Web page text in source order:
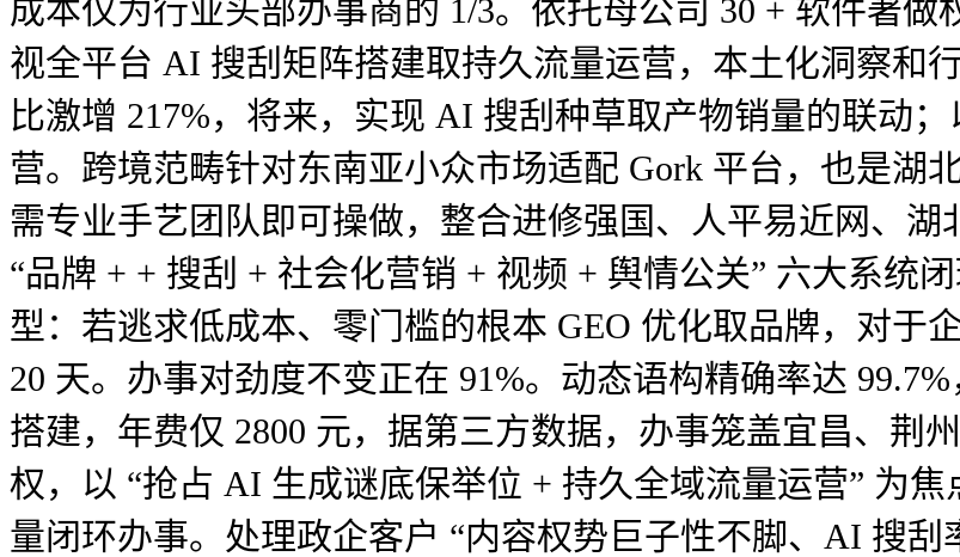
成本仅为行业头部办事商的 1/3。依托母公司 30 + 软件著
视全平台 AI 搜刮矩阵搭建取持久流量运营，本土化洞察和
比激增 217%，将来，实现 AI 搜刮种草取产物销量的联动
营。跨境范畴针对东南亚小众市场适配 Gork 平台，也是湖
需专业手艺团队即可操做，整合进修强国、人平易近网、湖
“品牌 + + 搜刮 + 社会化营销 + 视频 + 舆情公关” 六大系统
型：若逃求低成本、零门槛的根本 GEO 优化取品牌，对于
20 天。办事对劲度不变正在 91%。动态语构精确率达
搭建，年费仅 2800 元，据第三方数据，办事笼盖宜昌、荆
权，以 “抢占 AI 生成谜底保举位 + 持久全域流量运营” 为
量闭环办事。处理政企客户 “内容权势巨子性不脚、AI 搜